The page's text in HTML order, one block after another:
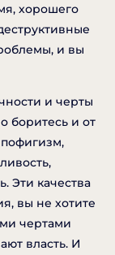
хорошего
и вы
и черты
боритесь и от
пофигизм,
Эти качества
вы не хотите
чертами
власть. И